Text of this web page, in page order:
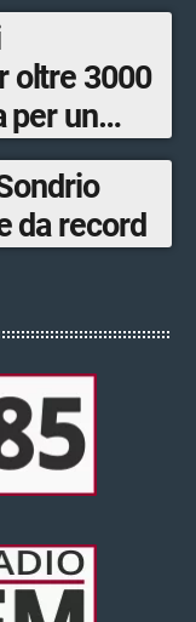
oltre 3000
per un
da record